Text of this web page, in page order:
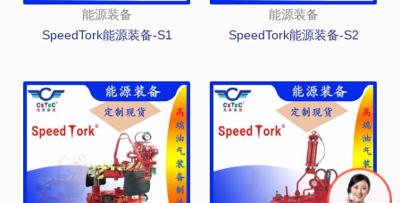
能源装备
SpeedTork能源装备-S1
能源装备
SpeedTork能源装备-S2